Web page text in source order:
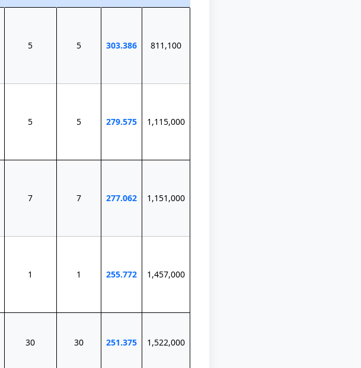
5 5 303.386 811,100
5 5 279.575 1,115,000
7 7 277.062 1,151,000
1 1 255.772 1,457,000
30 30 251.375 1,522,000